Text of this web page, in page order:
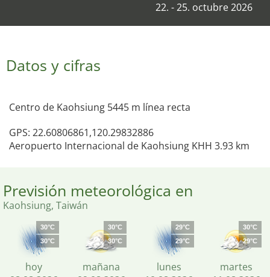
22. - 25. octubre 2026
Datos y cifras
Centro de Kaohsiung 5445 m línea recta
GPS: 22.60806861,120.29832886
Aeropuerto Internacional de Kaohsiung KHH 3.93 km
Previsión meteorológica en
Kaohsiung, Taiwán
30°C
30°C
hoy
30°C
30°C
mañana
29°C
29°C
lunes
30°C
29°C
martes